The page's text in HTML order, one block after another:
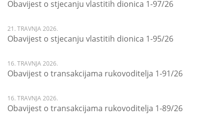
Obavijest o stjecanju vlastitih dionica 1-97/26
21. TRAVNJA 2026.
Obavijest o stjecanju vlastitih dionica 1-95/26
16. TRAVNJA 2026.
Obavijest o transakcijama rukovoditelja 1-91/26
16. TRAVNJA 2026.
Obavijest o transakcijama rukovoditelja 1-89/26